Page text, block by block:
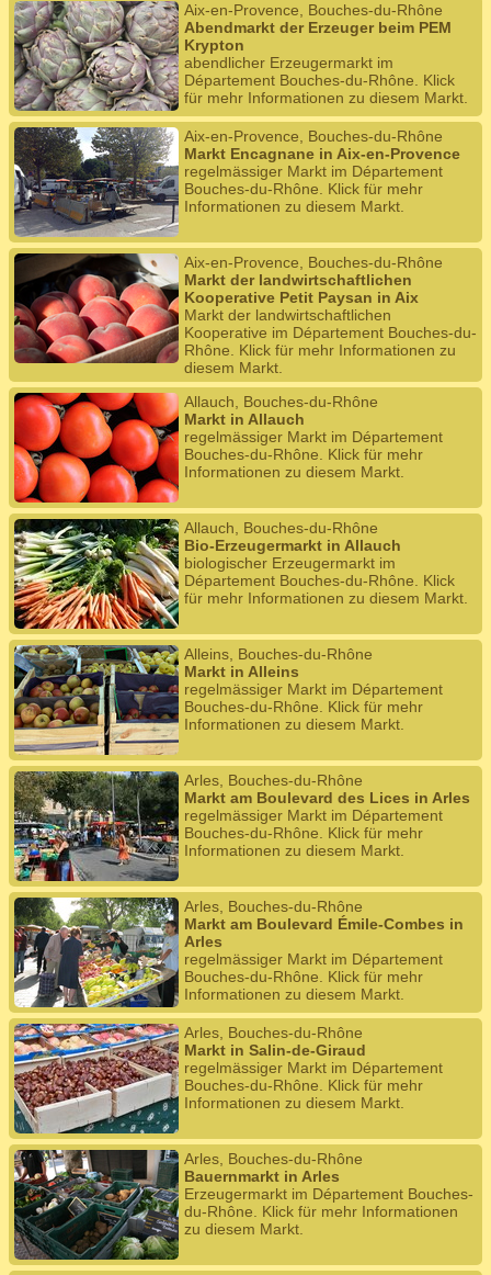
Aix-en-Provence, Bouches-du-Rhône
Abendmarkt der Erzeuger beim PEM
Krypton
abendlicher Erzeugermarkt im
Département Bouches-du-Rhône. Klick
für mehr Informationen zu diesem Markt.
Aix-en-Provence, Bouches-du-Rhône
Markt Encagnane in Aix-en-Provence
regelmässiger Markt im Département
Bouches-du-Rhône. Klick für mehr
Informationen zu diesem Markt.
Aix-en-Provence, Bouches-du-Rhône
Markt der landwirtschaftlichen
Kooperative Petit Paysan in Aix
Markt der landwirtschaftlichen
Kooperative im Département Bouches-du-
Rhône. Klick für mehr Informationen zu
diesem Markt.
Allauch, Bouches-du-Rhône
Markt in Allauch
regelmässiger Markt im Département
Bouches-du-Rhône. Klick für mehr
Informationen zu diesem Markt.
Allauch, Bouches-du-Rhône
Bio-Erzeugermarkt in Allauch
biologischer Erzeugermarkt im
Département Bouches-du-Rhône. Klick
für mehr Informationen zu diesem Markt.
Alleins, Bouches-du-Rhône
Markt in Alleins
regelmässiger Markt im Département
Bouches-du-Rhône. Klick für mehr
Informationen zu diesem Markt.
Arles, Bouches-du-Rhône
Markt am Boulevard des Lices in Arles
regelmässiger Markt im Département
Bouches-du-Rhône. Klick für mehr
Informationen zu diesem Markt.
Arles, Bouches-du-Rhône
Markt am Boulevard Émile-Combes in
Arles
regelmässiger Markt im Département
Bouches-du-Rhône. Klick für mehr
Informationen zu diesem Markt.
Arles, Bouches-du-Rhône
Markt in Salin-de-Giraud
regelmässiger Markt im Département
Bouches-du-Rhône. Klick für mehr
Informationen zu diesem Markt.
Arles, Bouches-du-Rhône
Bauernmarkt in Arles
Erzeugermarkt im Département Bouches-
du-Rhône. Klick für mehr Informationen
zu diesem Markt.